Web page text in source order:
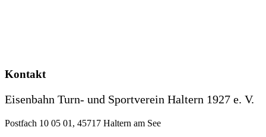
Kontakt
Eisenbahn Turn- und Sportverein Haltern 1927 e. V.
Postfach 10 05 01, 45717 Haltern am See